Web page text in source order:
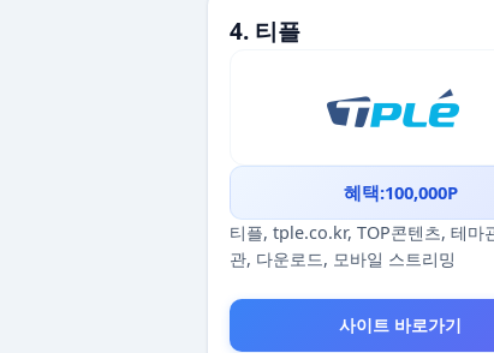
4. 티플
혜택:100,000P
티플, tple.co.kr, TOP콘텐츠, 테마
관, 다운로드, 모바일 스트리밍
사이트 바로가기